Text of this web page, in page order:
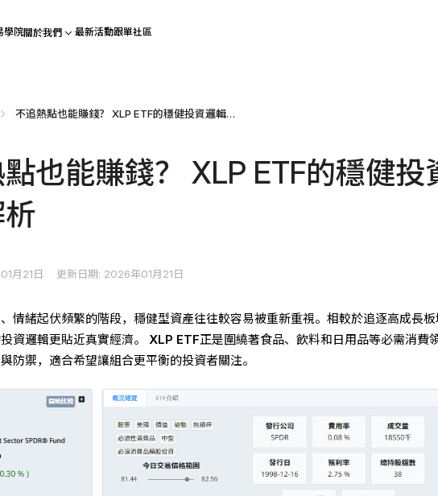
學院關於我們 最新活動跟單社區
不追熱點也能賺錢？ XLP ETF的穩健投資邏輯解析
也能賺錢？ XLP ETF的穩健投
月21日
更新日期: 2026年01月21日
情緒起伏頻繁的階段，穩健型資產往往較容易被重新重視。相較於追逐高成長板
資邏輯更貼近真實經濟。XLP ETF正是圍繞著食品、飲料和日用品等必需消費
防禦，適合希望讓組合更平衡的投資者關注。